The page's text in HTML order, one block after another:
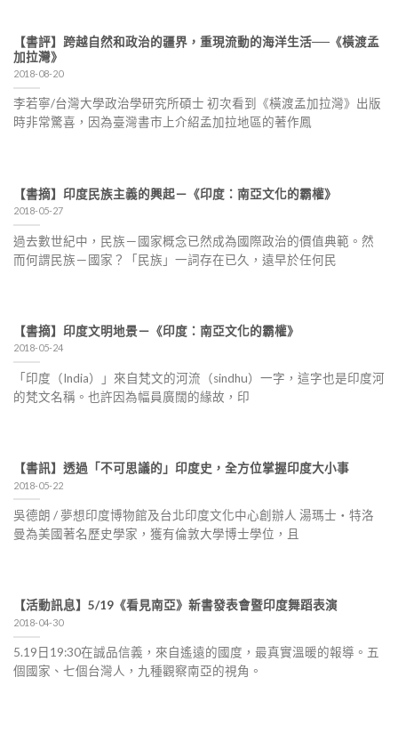
【書評】跨越自然和政治的疆界，重現流動的海洋生活──《橫渡孟
加拉灣》
2018-08-20
李若寧/台灣大學政治學研究所碩士 初次看到《橫渡孟加拉灣》出版
時非常驚喜，因為臺灣書市上介紹孟加拉地區的著作鳳
【書摘】印度民族主義的興起－《印度：南亞文化的霸權》
2018-05-27
過去數世紀中，民族－國家概念已然成為國際政治的價值典範。然
而何謂民族－國家？「民族」一詞存在已久，遠早於任何民
【書摘】印度文明地景－《印度：南亞文化的霸權》
2018-05-24
「印度（India）」來自梵文的河流（sindhu）一字，這字也是印度河
的梵文名稱。也許因為幅員廣闊的緣故，印
【書訊】透過「不可思議的」印度史，全方位掌握印度大小事
2018-05-22
吳德朗 / 夢想印度博物館及台北印度文化中心創辦人 湯瑪士‧特洛
曼為美國著名歷史學家，獲有倫敦大學博士學位，且
【活動訊息】5/19《看見南亞》新書發表會暨印度舞蹈表演
2018-04-30
5.19日19:30在誠品信義，來自遙遠的國度，最真實溫暖的報導。五
個國家、七個台灣人，九種觀察南亞的視角。